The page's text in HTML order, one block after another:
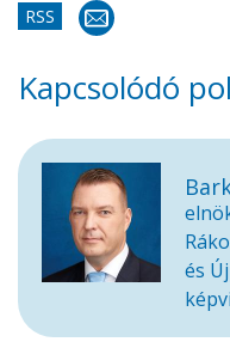
RSS
Kapcsolódó
és